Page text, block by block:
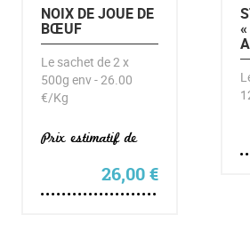
NOIX DE JOUE DE
BŒUF
Le sachet de 2 x
500g env - 26.00
€/Kg
Prix estimatif de
26,00€